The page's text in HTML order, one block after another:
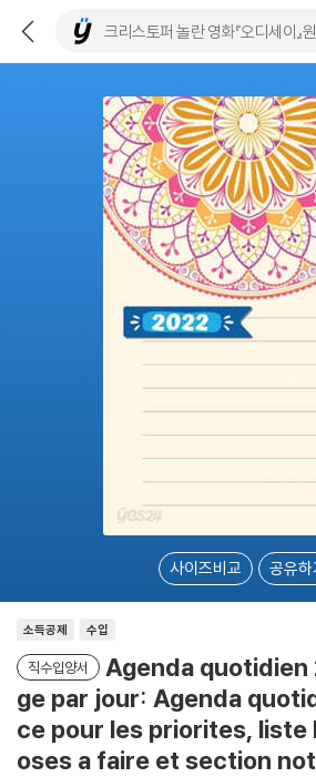
사이즈비교 공유하
소득공제 수입
직수입양서
Agenda quotidien
ge par jour: Agenda
ce pour les priorites, liste
oses a faire et section